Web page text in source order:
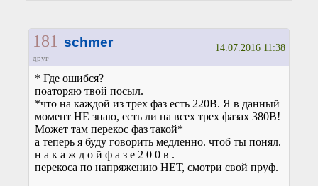
181 schmer
друг
14.07.2016 11:38
* Где ошибся?
поаторяю твой посыл.
*что на каждой из трех фаз есть 220В. Я в данный
момент НЕ знаю, есть ли на всех трех фазах 380В!
Может там перекос фаз такой*
а теперь я буду говорить медленно. чтоб ты понял.
н а к а ж д о й ф а з е 2 0 0 в .
перекоса по напряжению НЕТ, смотри свой пруф.